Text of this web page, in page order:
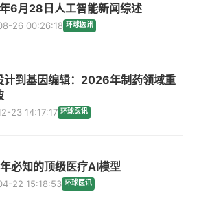
6月28日人工智能新闻综述
26 00:26:18 环球医讯
计到基因编辑：2026年制药领域重
23 14:17:17 环球医讯
必知的顶级医疗AI模型
22 15:18:53 环球医讯